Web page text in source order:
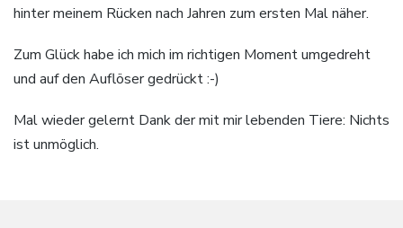
hinter meinem Rücken nach Jahren zum ersten Mal näher.
Zum Glück habe ich mich im richtigen Moment umgedreht
und auf den Auflöser gedrückt :-)
Mal wieder gelernt Dank der mit mir lebenden Tiere: Nichts
ist unmöglich.